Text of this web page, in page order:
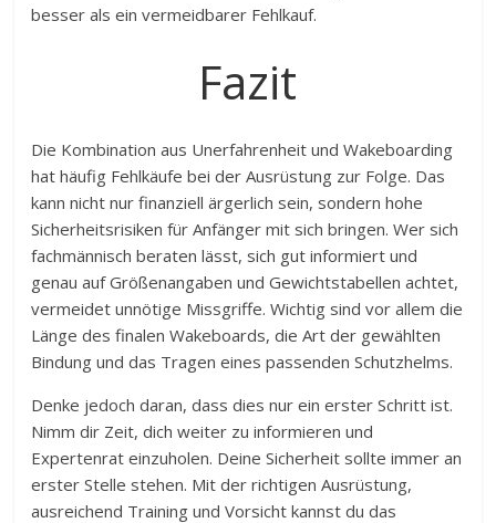
besser als ein vermeidbarer Fehlkauf.
Fazit
Die Kombination aus Unerfahrenheit und Wakeboarding
hat häufig Fehlkäufe bei der Ausrüstung zur Folge. Das
kann nicht nur finanziell ärgerlich sein, sondern hohe
Sicherheitsrisiken für Anfänger mit sich bringen. Wer sich
fachmännisch beraten lässt, sich gut informiert und
genau auf Größenangaben und Gewichtstabellen achtet,
vermeidet unnötige Missgriffe. Wichtig sind vor allem die
Länge des finalen Wakeboards, die Art der gewählten
Bindung und das Tragen eines passenden Schutzhelms.
Denke jedoch daran, dass dies nur ein erster Schritt ist.
Nimm dir Zeit, dich weiter zu informieren und
Expertenrat einzuholen. Deine Sicherheit sollte immer an
erster Stelle stehen. Mit der richtigen Ausrüstung,
ausreichend Training und Vorsicht kannst du das